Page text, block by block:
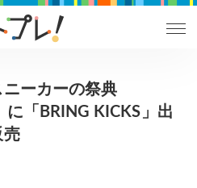
ニーカーの祭典
に「BRING KICKS」出
売